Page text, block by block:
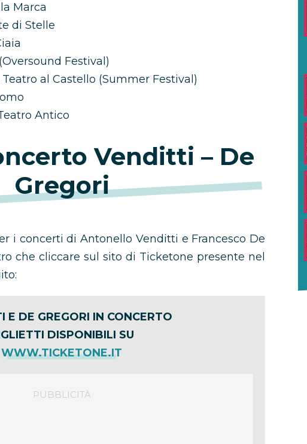
Marca
di Stelle
Festival)
al Castello (Summer Festival)
Antico
Venditti – De
Gregori
i concerti di Antonello Venditti e Francesco De
che cliccare sul sito di Ticketone presente nel
E DE GREGORI IN CONCERTO
DISPONIBILI SU
WWW.TICKETONE.IT